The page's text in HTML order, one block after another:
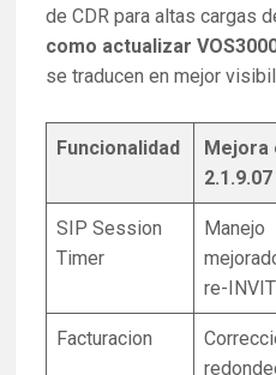
de CDR para altas cargas
como actualizar
se traducen en mejor
Funcionalidad
Mejora
2.1.9.07
SIP Session
Timer
Manejo
re-
Facturacion